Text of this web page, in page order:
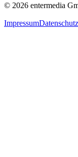
© 2026 entermedia
ImpressumDatenschutz